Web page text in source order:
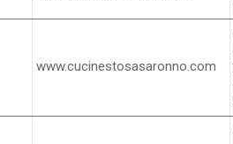
www.cucinestosasaronno.com